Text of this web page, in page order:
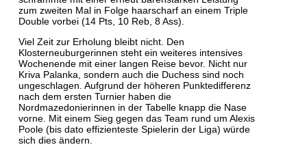
zum zweiten Mal in Folge haarscharf an einem Triple
Double vorbei (14 Pts, 10 Reb, 8 Ass).
Viel Zeit zur Erholung bleibt nicht. Den
Klosterneuburgerinnen steht ein weiteres intensives
Wochenende mit einer langen Reise bevor. Nicht nur
Kriva Palanka, sondern auch die Duchess sind noch
ungeschlagen. Aufgrund der höheren Punktedifferenz
nach dem ersten Turnier haben die
Nordmazedonierinnen in der Tabelle knapp die Nase
vorne. Mit einem Sieg gegen das Team rund um Alexis
Poole (bis dato effizienteste Spielerin der Liga) würde
sich dies ändern.